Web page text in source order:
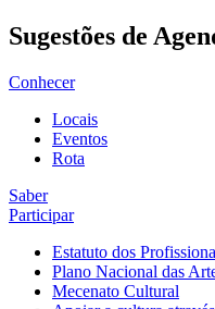
Sugestões de
Conhecer
Locais
Eventos
Rota
Saber
Participar
Estatuto dos
Plano Nacional das
Mecenato Cultural